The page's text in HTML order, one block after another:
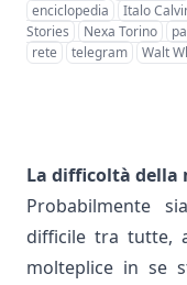
enciclopedia
Italo
Stories
Nexa Torino
rete
telegram Walt
La difficoltà della
Probabilmente
difficile tra tutte,
molteplice in se